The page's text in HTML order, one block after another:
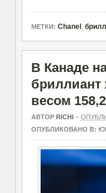
МЕТКИ: Chanel ,
В Канаде
бриллиант
весом
АВТОР RICHI–
ОПУБЛИКОВАНО В: